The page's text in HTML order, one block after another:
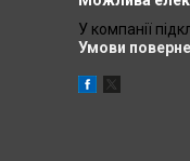
У компанії